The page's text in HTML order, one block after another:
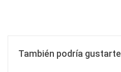
También podría gustarte